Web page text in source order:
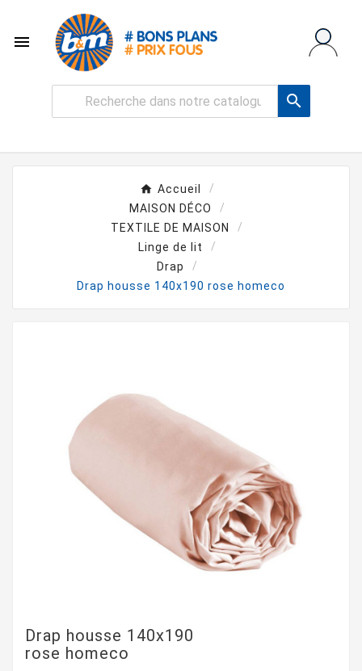


Accueil
MAISON DÉCO
TEXTILE DE MAISON
Linge de lit
Drap
Drap housse 140x190 rose homeco
Drap housse 140x190
rose homeco